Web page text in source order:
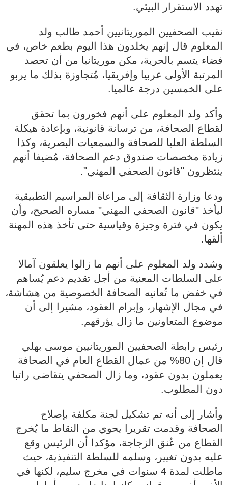
تهدد الاستقرار البيئي.
نقيب الصحفيين الموريتانيين أحمد طالب ولد
المعلوم قال إنهم يخلدون هذا اليوم بطعم خاص، في
فضاء يتسم بالحرية، مكن موريتانيا من أن تحصد
المرتبة الأولى عربيا وإفريقيا، مُتجاوزة بذلك ما يربو
على الخمسين درجة عالميا.
وأكد ولد المعلوم على أنهم فخورون بما تحقق
لقطاع الصحافة، من ترسانة قانونية، وبإعادة هيكلة
السلطة العليا للصحافة والسمعيات البصرية، وكذا
زيادة مخصصات صندوق دعم الصحافة، مُضيفا أنهم
ينتظرون "قانون الصحفي المهني".
ودعا وزارة الثقافة إلى مراعاة المراسيم التطبيقية
ليأخذ "قانون الصحفي المهني" مساره الصحيح، وأن
يكون في فترة وجيزة وقياسية حتى تأخذ هذه المهنة
ألقها.
وشدد ولد المعلوم على أنهم ما زالوا يعلقون آمالا
على السلطات المعنية من أجل تقديم دعم يُساهم
في خفض ما تُعانيه الصحافة الخصوصية من هشاشة،
في مجال الإشهار، وإبرام العقود، مشيرا إلى أن
موضوع المتعاونين ما زال يؤرقهم.
رئيس رابطة الصحفيين الموريتانيين موسى بهلي
قال إن 80% من عمال القطاع العام في الصحافة
يعملون بدون عقود، وما زال الصحفي يتقاضى راتبا
دون المطلوب.
وأشار إلى أنه تم تشكيل لجنة مكلفة بإصلاح
الصحافة وقدمت تقريرا يحوي من النقاط ما يُخرج
القطاع من عُنق الزجاجة، مؤكدا أن الرئيس وقع
عليه بدون تغيير، وسلمه للسلطة التنفيذية، حيث
ماطلت لمدة 4 سنوات في مخرج سليم، لكنها في